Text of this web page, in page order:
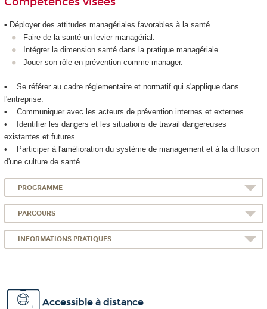
• Déployer des attitudes managériales favorables à la santé.
Faire de la santé un levier managérial.
Intégrer la dimension santé dans la pratique managériale.
Jouer son rôle en prévention comme manager.
• Se référer au cadre réglementaire et normatif qui s'applique dans
l'entreprise.
• Communiquer avec les acteurs de prévention internes et externes.
• Identifier les dangers et les situations de travail dangereuses
existantes et futures.
• Participer à l'amélioration du système de management et à la diffusion
d'une culture de santé.
PROGRAMME
PARCOURS
INFORMATIONS PRATIQUES
Accessible à distance